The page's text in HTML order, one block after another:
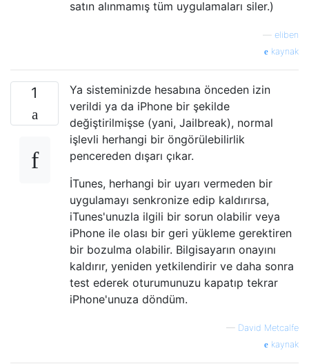
satın alınmamış tüm uygulamaları siler.)
eliben
kaynak
1
Ya sisteminizde hesabına önceden izin
verildi ya da iPhone bir şekilde
değiştirilmişse (yani, Jailbreak), normal
işlevli herhangi bir öngörülebilirlik
pencereden dışarı çıkar.
İTunes, herhangi bir uyarı vermeden bir
uygulamayı senkronize edip kaldırırsa,
iTunes'unuzla ilgili bir sorun olabilir veya
iPhone ile olası bir geri yükleme gerektiren
bir bozulma olabilir. Bilgisayarın onayını
kaldırır, yeniden yetkilendirir ve daha sonra
test ederek oturumunuzu kapatıp tekrar
iPhone'unuza döndüm.
— David Metcalfe
kaynak